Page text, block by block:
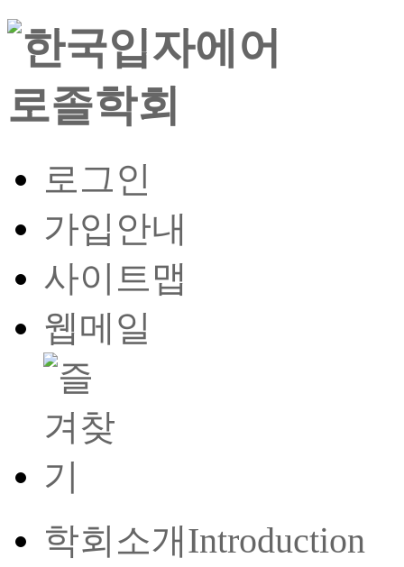
로그인
가입안내
사이트맵
웹메일
학회소개Introduction